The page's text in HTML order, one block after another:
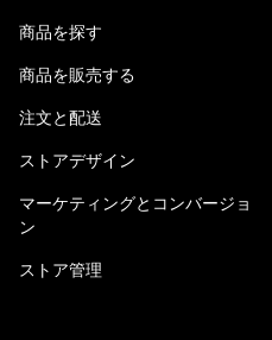
商品を探す
商品を販売する
注文と配送
ストアデザイン
マーケティングとコンバージョ
ン
ストア管理